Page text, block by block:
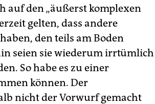
auf den „äußerst komplexen
gelten, dass andere
den teils am Boden
seien sie wiederum irrtümlich
So habe es zu einer
können. Der
nicht der Vorwurf gemacht